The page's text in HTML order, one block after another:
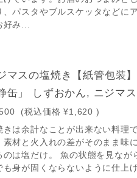
、パスタやブルスケッタなどに
み...
マスの塩焼き【紙管包装】
缶」 しずおかん, ニジマ
(税込価格 ¥1,620 )
きは余計なことが出来ない料理
素材と火入れの差がそのまま味
のは塩だけ。 魚の状態を見なが
も身が固くならないように仕上